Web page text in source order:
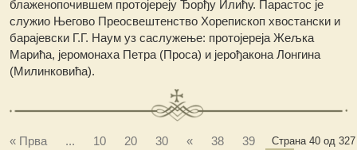
блаженопочившем протојереју Ђорђу Илићу. Парастос је
служио Његово Преосвештенство Хорепископ хвостански и
барајевски Г.Г. Наум уз саслужење: протојереја Жељка
Марића, јеромонаха Петра (Проса) и јерођакона Лонгина
(Милинковића).
Страна 40 од 327
« Прва ... 10 20 30 « 38
39